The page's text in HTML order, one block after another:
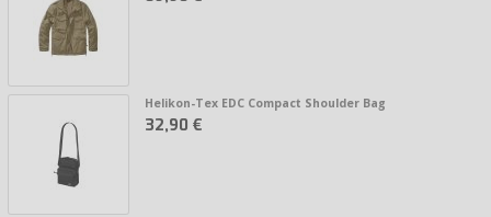
Helikon-Tex EDC Compact Shoulder Bag
32,90 €